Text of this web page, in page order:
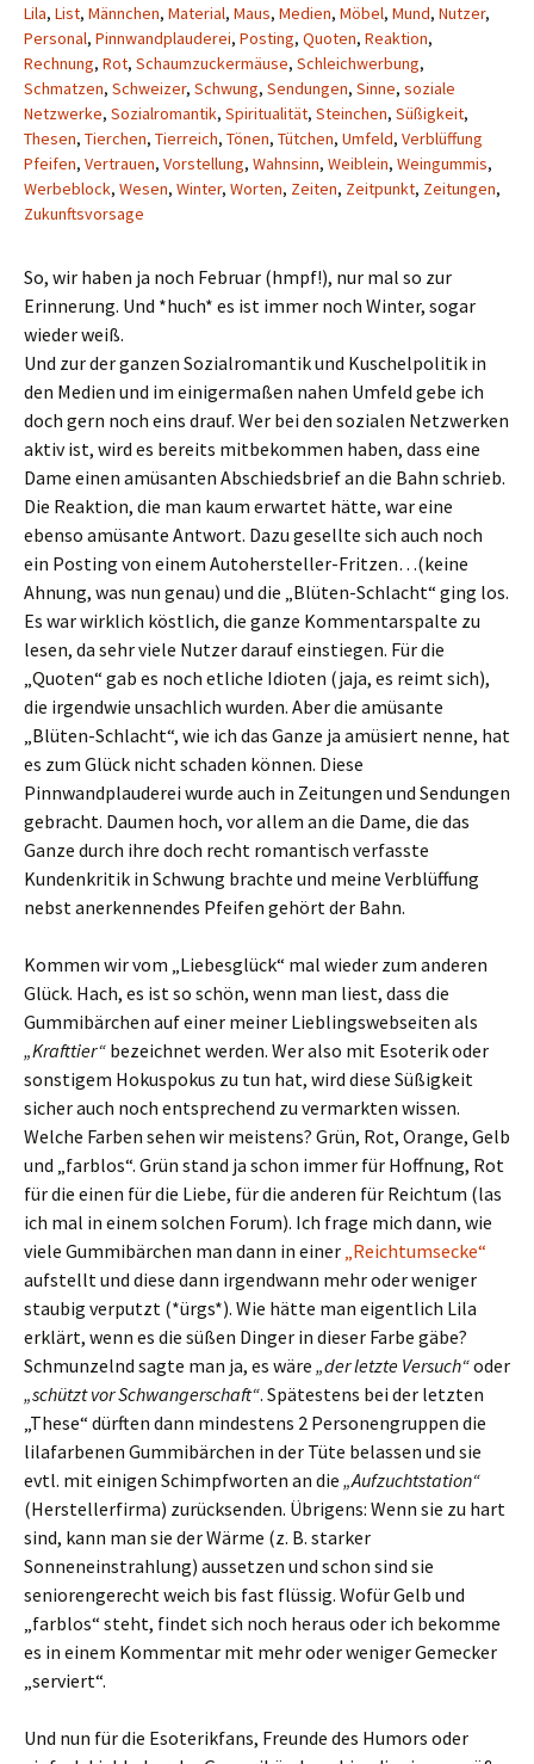
Lila, List, Männchen, Material, Maus, Medien, Möbel, Mund, Nutzer,
Personal, Pinnwandplauderei, Posting, Quoten, Reaktion,
Rechnung, Rot, Schaumzuckermäuse, Schleichwerbung,
Schmatzen, Schweizer, Schwung, Sendungen, Sinne, soziale
Netzwerke, Sozialromantik, Spiritualität, Steinchen, Süßigkeit,
Thesen, Tierchen, Tierreich, Tönen, Tütchen, Umfeld, Verblüffung
Pfeifen, Vertrauen, Vorstellung, Wahnsinn, Weiblein, Weingummis,
Werbeblock, Wesen, Winter, Worten, Zeiten, Zeitpunkt, Zeitungen,
Zukunftsvorsage
So, wir haben ja noch Februar (hmpf!), nur mal so zur
Erinnerung. Und *huch* es ist immer noch Winter, sogar
wieder weiß.
Und zur der ganzen Sozialromantik und Kuschelpolitik in
den Medien und im einigermaßen nahen Umfeld gebe ich
doch gern noch eins drauf. Wer bei den sozialen Netzwerken
aktiv ist, wird es bereits mitbekommen haben, dass eine
Dame einen amüsanten Abschiedsbrief an die Bahn schrieb.
Die Reaktion, die man kaum erwartet hätte, war eine
ebenso amüsante Antwort. Dazu gesellte sich auch noch
ein Posting von einem Autohersteller-Fritzen…(keine
Ahnung, was nun genau) und die „Blüten-Schlacht“ ging los.
Es war wirklich köstlich, die ganze Kommentarspalte zu
lesen, da sehr viele Nutzer darauf einstiegen. Für die
„Quoten“ gab es noch etliche Idioten (jaja, es reimt sich),
die irgendwie unsachlich wurden. Aber die amüsante
„Blüten-Schlacht“, wie ich das Ganze ja amüsiert nenne, hat
es zum Glück nicht schaden können. Diese
Pinnwandplauderei wurde auch in Zeitungen und Sendungen
gebracht. Daumen hoch, vor allem an die Dame, die das
Ganze durch ihre doch recht romantisch verfasste
Kundenkritik in Schwung brachte und meine Verblüffung
nebst anerkennendes Pfeifen gehört der Bahn.
Kommen wir vom „Liebesglück“ mal wieder zum anderen
Glück. Hach, es ist so schön, wenn man liest, dass die
Gummibärchen auf einer meiner Lieblingswebseiten als
„Krafttier“ bezeichnet werden. Wer also mit Esoterik oder
sonstigem Hokuspokus zu tun hat, wird diese Süßigkeit
sicher auch noch entsprechend zu vermarkten wissen.
Welche Farben sehen wir meistens? Grün, Rot, Orange, Gelb
und „farblos“. Grün stand ja schon immer für Hoffnung, Rot
für die einen für die Liebe, für die anderen für Reichtum (las
ich mal in einem solchen Forum). Ich frage mich dann, wie
viele Gummibärchen man dann in einer „Reichtumsecke“
aufstellt und diese dann irgendwann mehr oder weniger
staubig verputzt (*ürgs*). Wie hätte man eigentlich Lila
erklärt, wenn es die süßen Dinger in dieser Farbe gäbe?
Schmunzelnd sagte man ja, es wäre „der letzte Versuch“oder
„schützt vor Schwangerschaft“. Spätestens bei der letzten
„These“ dürften dann mindestens 2 Personengruppen die
lilafarbenen Gummibärchen in der Tüte belassen und sie
evtl. mit einigen Schimpfworten an die „Aufzuchtstation“
(Herstellerfirma) zurücksenden. Übrigens: Wenn sie zu hart
sind, kann man sie der Wärme (z. B. starker
Sonneneinstrahlung) aussetzen und schon sind sie
seniorengerecht weich bis fast flüssig. Wofür Gelb und
„farblos“ steht, findet sich noch heraus oder ich bekomme
es in einem Kommentar mit mehr oder weniger Gemecker
„serviert“.
Und nun für die Esoterikfans, Freunde des Humors oder